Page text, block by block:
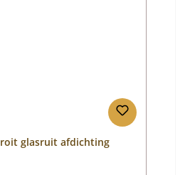
glasruit afdichting